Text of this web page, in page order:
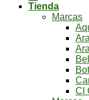
Tienda
Marcas
CI